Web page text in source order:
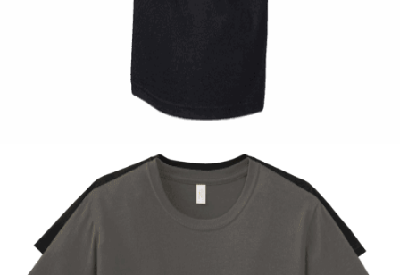
Tshirt Custom Motorcycles